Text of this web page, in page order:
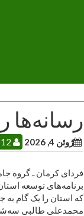
رسانه‌ها
ژوئن 4, 2026
فردای کرمان ـ گروه
برنامه‌های توسعه
که استان را یک گام به